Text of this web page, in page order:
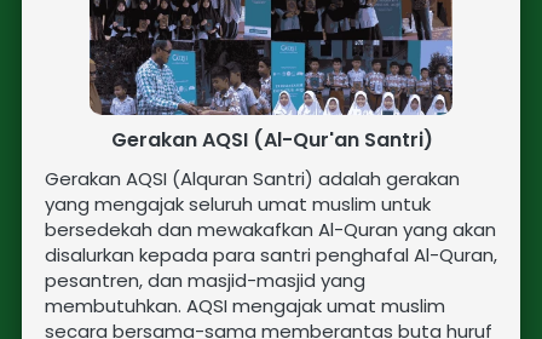
Gerakan AQSI (Al-Qur'an Santri)
Gerakan AQSI (Alquran Santri) adalah gerakan
yang mengajak seluruh umat muslim untuk
bersedekah dan mewakafkan Al-Quran yang akan
disalurkan kepada para santri penghafal Al-Quran,
pesantren, dan masjid-masjid yang
membutuhkan. AQSI mengajak umat muslim
secara bersama-sama memberantas buta huruf